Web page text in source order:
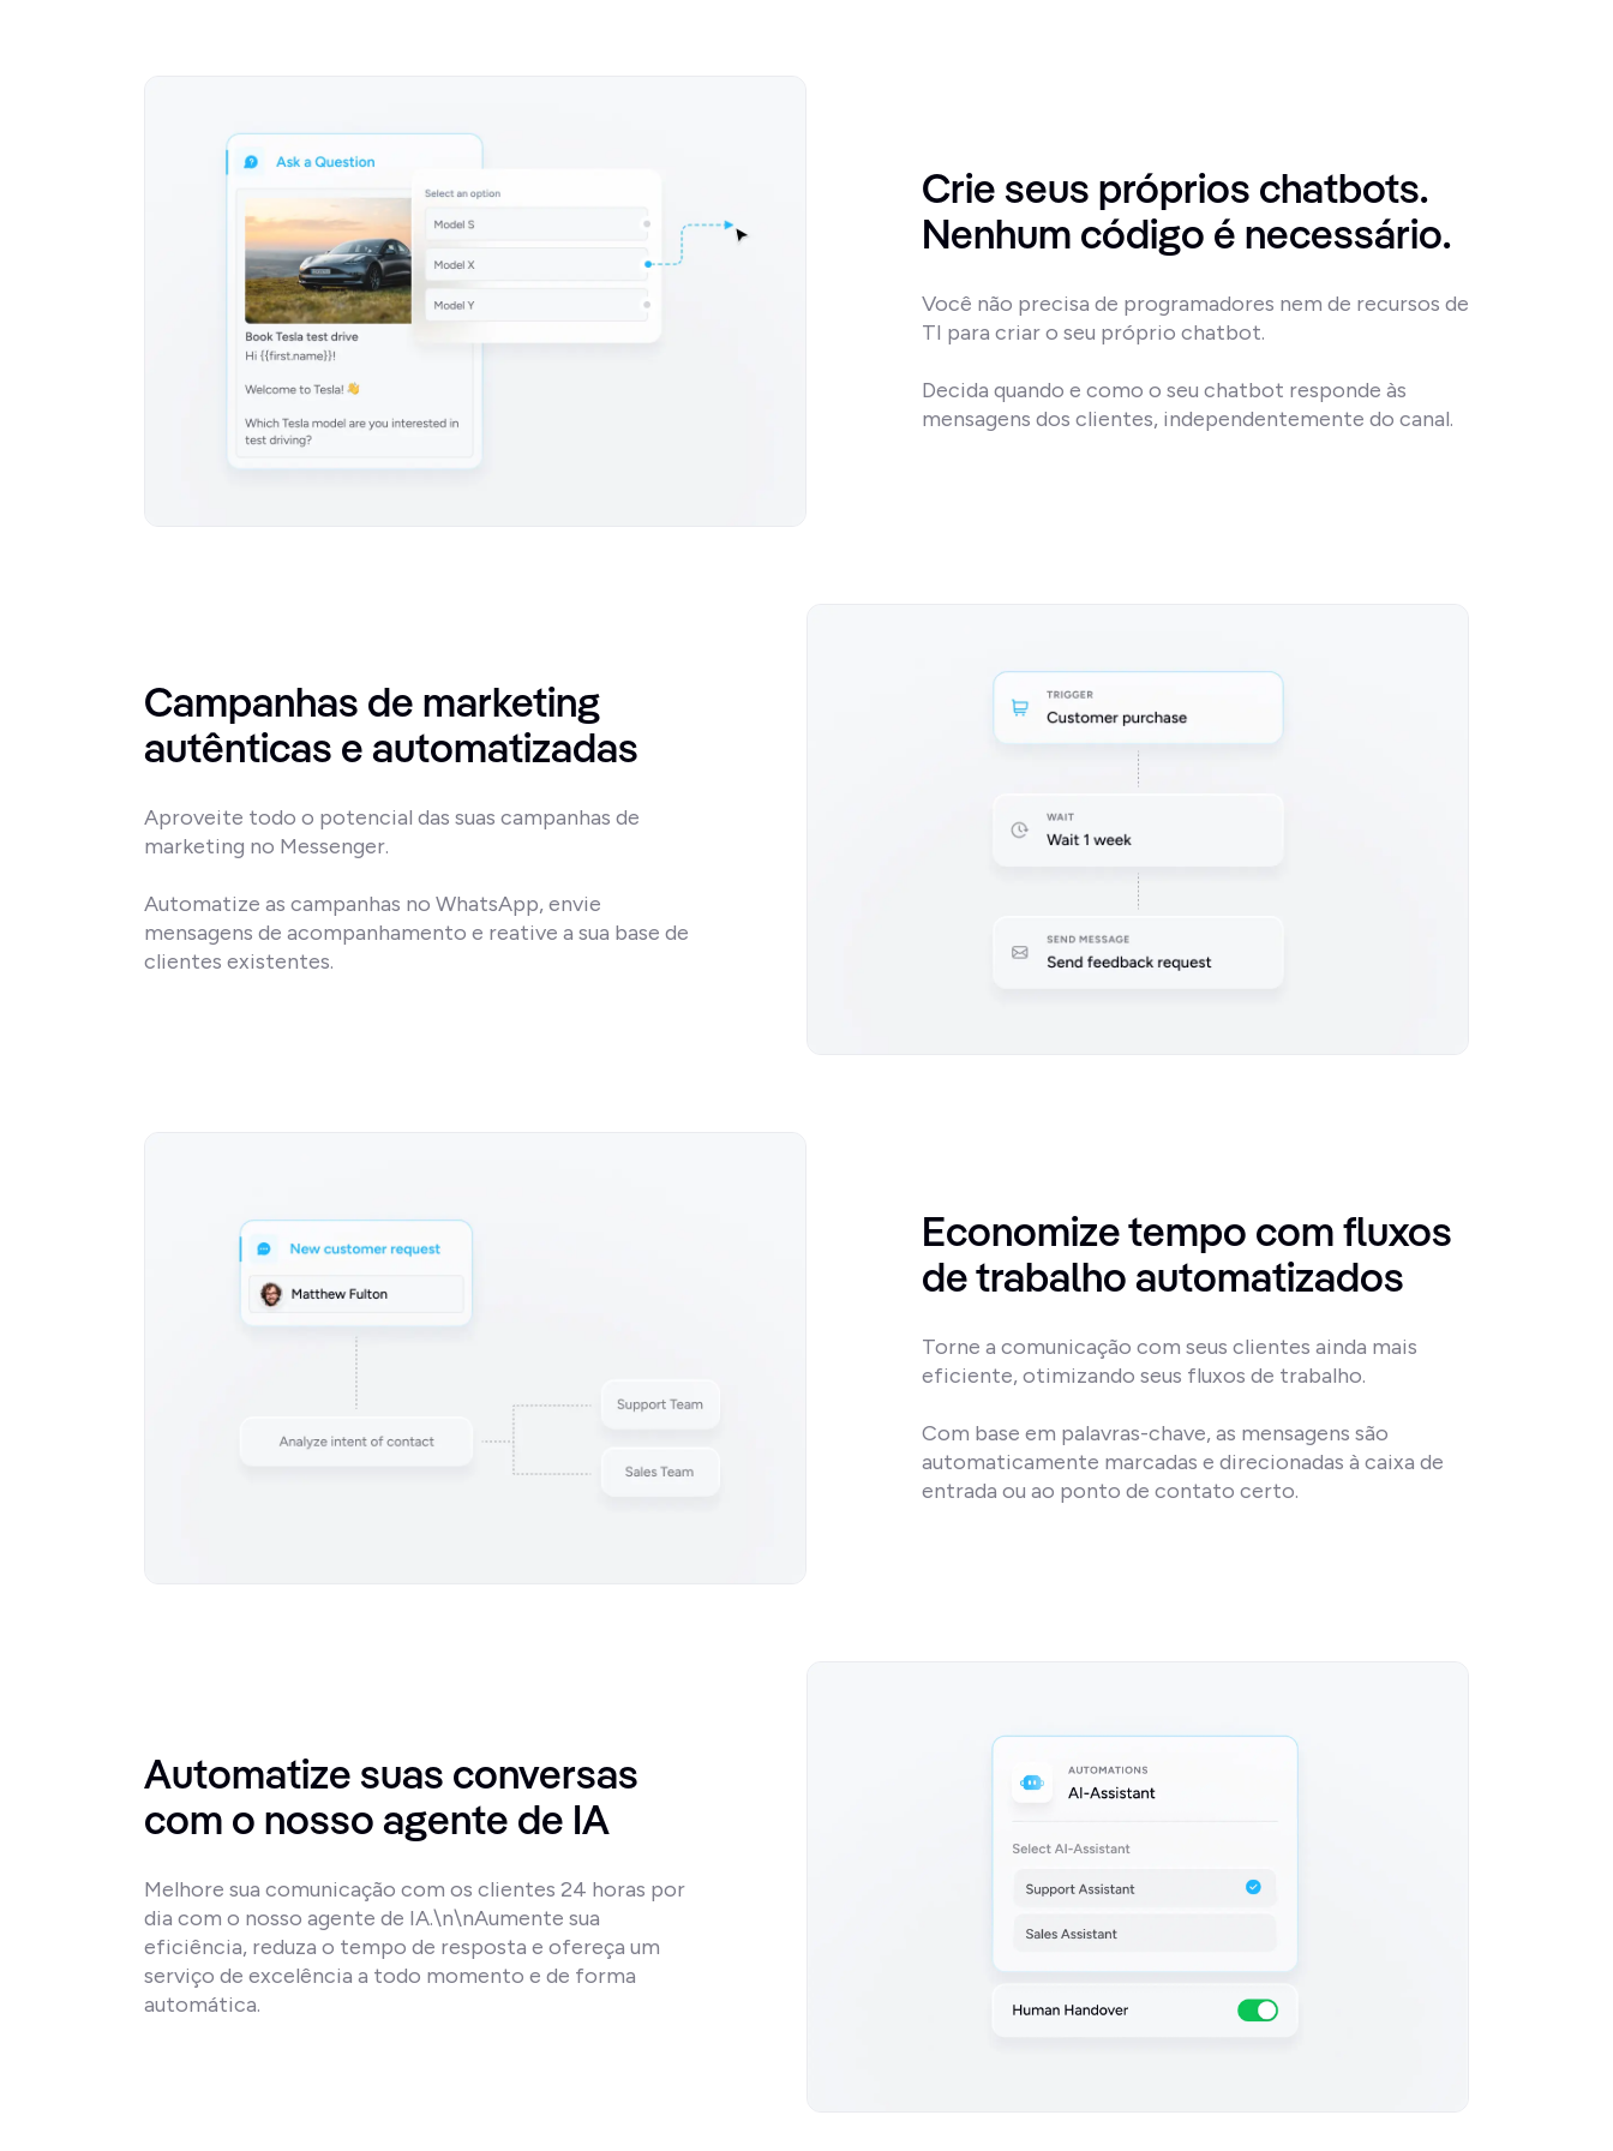
Crie seus próprios chatbots.
Nenhum código é necessário.
Você não precisa de programadores nem de recursos de
TI para criar o seu próprio chatbot.
Decida quando e como o seu chatbot responde às
mensagens dos clientes, independentemente do canal.
Campanhas de marketing
autênticas e automatizadas
Aproveite todo o potencial das suas campanhas de
marketing no Messenger.
Automatize as campanhas no WhatsApp, envie
mensagens de acompanhamento e reative a sua base de
clientes existentes.
Economize tempo com fluxos
de trabalho automatizados
Torne a comunicação com seus clientes ainda mais
eficiente, otimizando seus fluxos de trabalho.
Com base em palavras-chave, as mensagens são
automaticamente marcadas e direcionadas à caixa de
entrada ou ao ponto de contato certo.
Automatize suas conversas
com o nosso agente de IA
Melhore sua comunicação com os clientes 24 horas por
dia com o nosso agente de IA.\n\nAumente sua
eficiência, reduza o tempo de resposta e ofereça um
serviço de excelência a todo momento e de forma
automática.